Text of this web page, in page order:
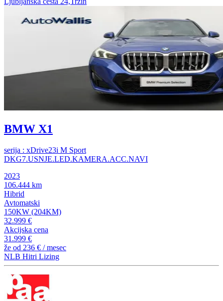
BMW X1
serija : xDrive23i M Sport
DKG7.USNJE.LED.KAMERA.ACC.NAVI
2023
106.444 km
Hibrid
Avtomatski
150KW (204KM)
32.999 €
Akcijska cena
31.999 €
že od 236 € / mesec
NLB Hitri Lizing